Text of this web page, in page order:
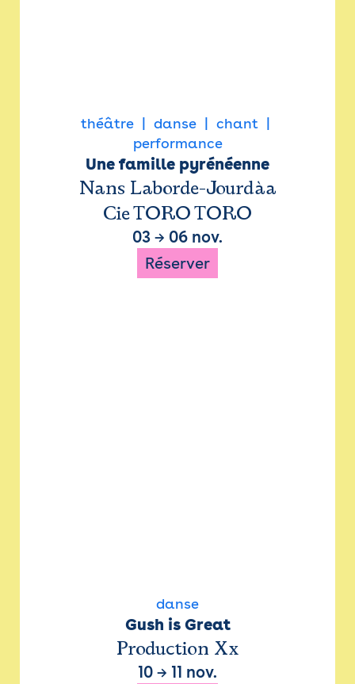
théâtre danse
chant
performance
Une famille pyrénéenne
Nans Laborde-Jourdàa
Cie TORO TORO
03 → 06 nov.
Réserver
danse
Gush is Great
Production Xx
10 → 11 nov.